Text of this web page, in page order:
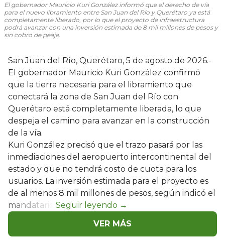
El gobernador Mauricio Kuri González informó que el derecho de vía
para el nuevo libramiento entre San Juan del Río y Querétaro ya está
completamente liberado, por lo que el proyecto de infraestructura
podrá avanzar con una inversión estimada de 8 mil millones de pesos y
sin cobro de peaje.
San Juan del Río, Querétaro, 5 de agosto de 2026.-
El gobernador Mauricio Kuri González confirmó
que la tierra necesaria para el libramiento que
conectará la zona de San Juan del Río con
Querétaro está completamente liberada, lo que
despeja el camino para avanzar en la construcción
de la vía.
Kuri González precisó que el trazo pasará por las
inmediaciones del aeropuerto intercontinental del
estado y que no tendrá costo de cuota para los
usuarios. La inversión estimada para el proyecto es
de al menos 8 mil millones de pesos, según indicó el
mandatario.
VER MÁS